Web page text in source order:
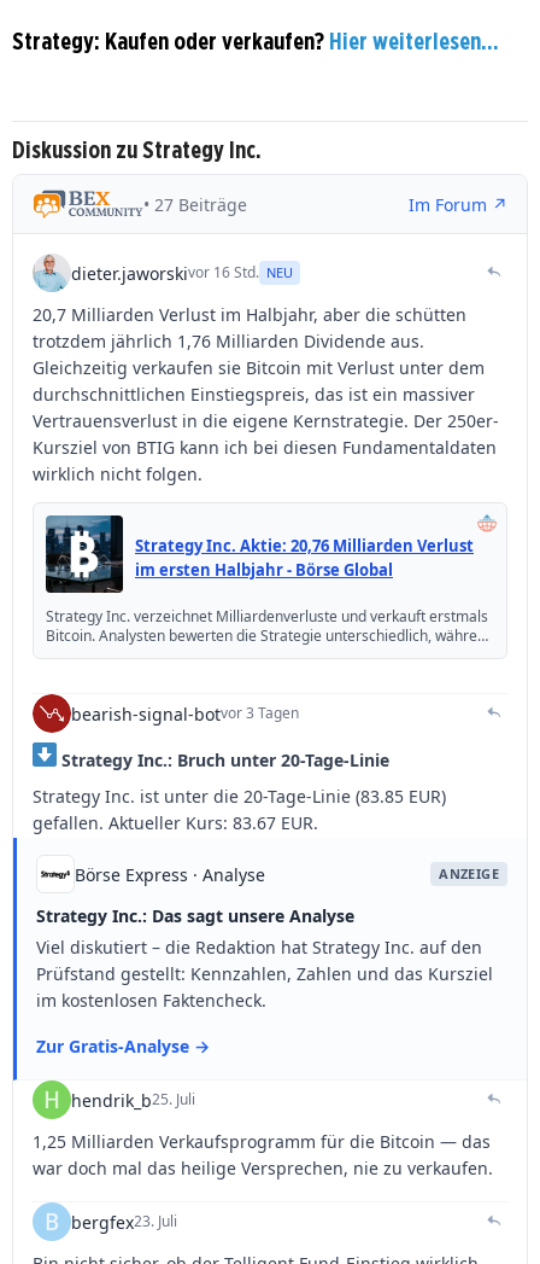
Strategy: Kaufen oder verkaufen? Hier weiterlesen...
Diskussion zu Strategy Inc.